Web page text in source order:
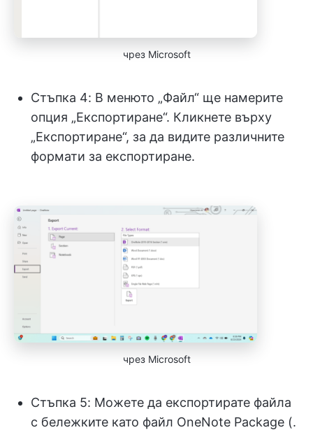
чрез Microsoft
Стъпка 4: В менюто „Файл“ ще намерите
опция „Експортиране“. Кликнете върху
„Експортиране“, за да видите различните
формати за експортиране.
чрез Microsoft
Стъпка 5: Можете да експортирате файла
с бележките като файл OneNote Package (.